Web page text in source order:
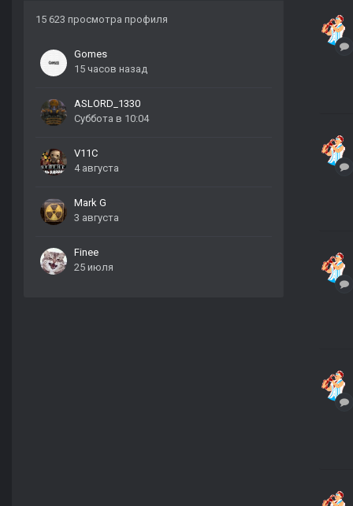
15 623 просмотра профиля
Gomes
15 часов назад
ASLORD_1330
Суббота в 10:04
V11C
4 августа
Mark G
3 августа
Finee
25 июля